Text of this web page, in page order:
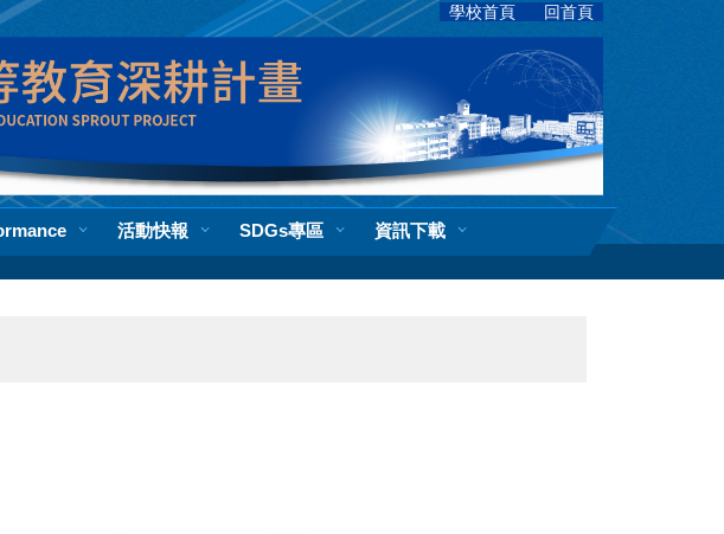
學校首頁 回首頁
活動快報 SDGs專區 資訊下載